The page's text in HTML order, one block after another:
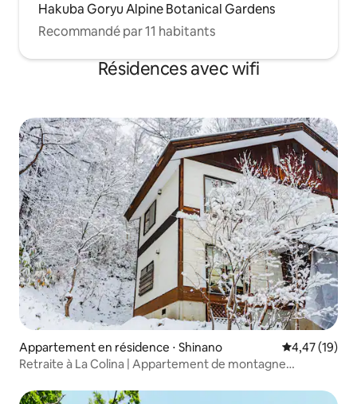
Hakuba Goryu Alpine Botanical Gardens
Recommandé par 11 habitants
Résidences avec wifi
Appartement en résidence ⋅ Shinano Évaluation
4,47 (19)
Retraite à La Colina | Appartement de montagne